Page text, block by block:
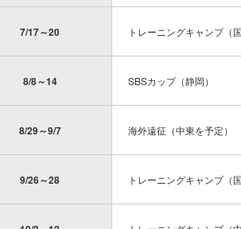
7/17～20 トレーニングキャンプ（国
8/8～14 SBSカップ（静岡）
8/29～9/7 海外遠征（中東を予定）
9/26～28 トレーニングキャンプ（国